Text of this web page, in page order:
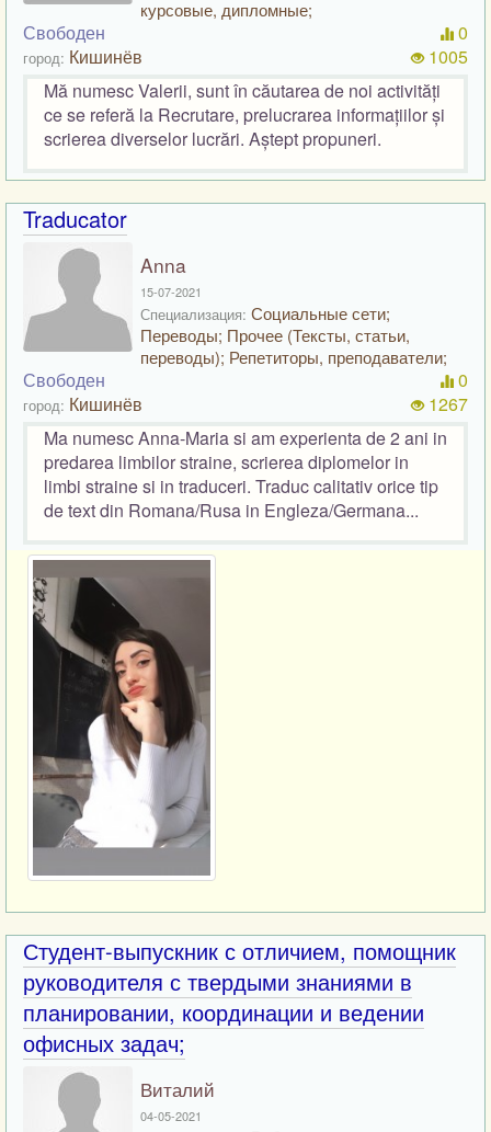
курсовые, дипломные;
Свободен
город: Кишинёв
0
1005
Mă numesc Valerii, sunt în căutarea de noi activități
ce se referă la Recrutare, prelucrarea informațiilor și
scrierea diverselor lucrări. Aștept propuneri.
Traducator
Anna
15-07-2021
Специализация: Социальные сети;
Переводы; Прочее (Тексты, статьи,
переводы); Репетиторы, преподаватели;
Свободен
город: Кишинёв
0
1267
Ma numesc Anna-Maria si am experienta de 2 ani in
predarea limbilor straine, scrierea diplomelor in
limbi straine si in traduceri. Traduc calitativ orice tip
de text din Romana/Rusa in Engleza/Germana...
Студент-выпускник с отличием, помощник
руководителя с твердыми знаниями в
планировании, координации и ведении
офисных задач;
Виталий
04-05-2021